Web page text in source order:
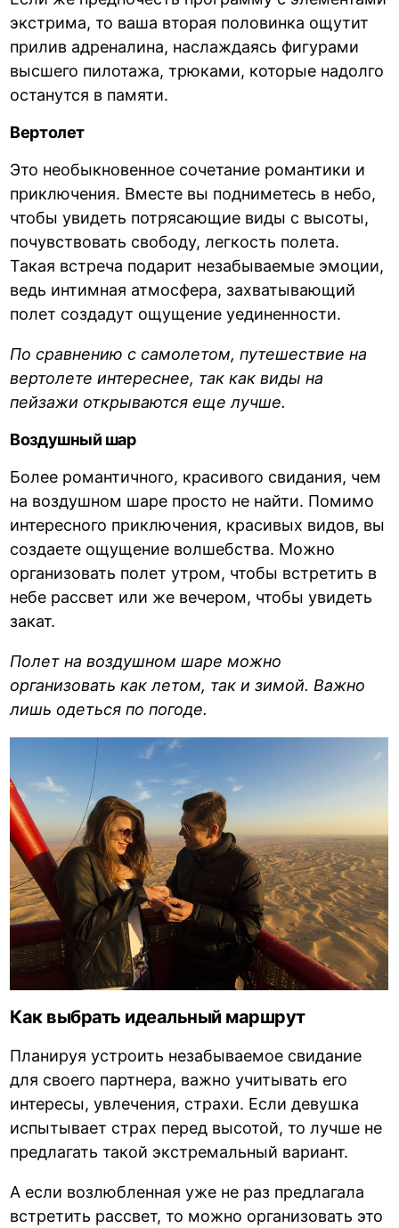
экстрима, то ваша вторая половинка ощутит
прилив адреналина, наслаждаясь фигурами
высшего пилотажа, трюками, которые надолго
останутся в памяти.
Вертолет
Это необыкновенное сочетание романтики и
приключения. Вместе вы подниметесь в небо,
чтобы увидеть потрясающие виды с высоты,
почувствовать свободу, легкость полета.
Такая встреча подарит незабываемые эмоции,
ведь интимная атмосфера, захватывающий
полет создадут ощущение уединенности.
По сравнению с самолетом, путешествие на
вертолете интереснее, так как виды на
пейзажи открываются еще лучше.
Воздушный шар
Более романтичного, красивого свидания, чем
на воздушном шаре просто не найти. Помимо
интересного приключения, красивых видов, вы
создаете ощущение волшебства. Можно
организовать полет утром, чтобы встретить в
небе рассвет или же вечером, чтобы увидеть
закат.
Полет на воздушном шаре можно
организовать как летом, так и зимой. Важно
лишь одеться по погоде.
Как выбрать идеальный маршрут
Планируя устроить незабываемое свидание
для своего партнера, важно учитывать его
интересы, увлечения, страхи. Если девушка
испытывает страх перед высотой, то лучше не
предлагать такой экстремальный вариант.
А если возлюбленная уже не раз предлагала
встретить рассвет, то можно организовать это